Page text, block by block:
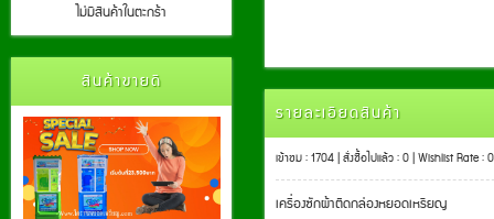
ไม่มีสินค้าในตะกร้า
สินค้าขายดี
รายละเอียดสินค้า
เข้าชม : 1704 | สั่งซื้อไปแล้ว : 0 | Wishlist Rate : 0
เครื่องซักผ้าติดกล่องหยอดเหรียญ